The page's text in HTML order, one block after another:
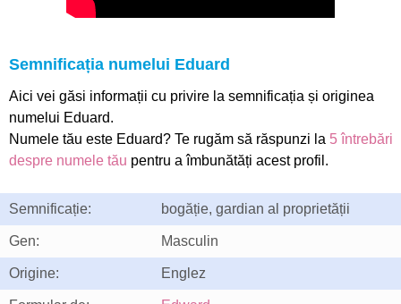
Semnificația numelui Eduard
Aici vei găsi informații cu privire la semnificația și originea
numelui Eduard.
Numele tău este Eduard? Te rugăm să răspunzi la 5 întrebări
despre numele tău pentru a îmbunătăți acest profil.
Semnificație: bogăție, gardian al proprietății
Gen: Masculin
Origine: Englez